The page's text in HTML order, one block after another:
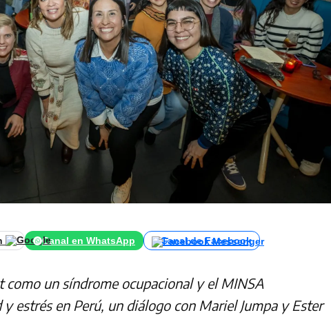
Canal en WhatsApp Canal de Facebook
como un síndrome ocupacional y el MINSA
y estrés en Perú, un diálogo con Mariel Jumpa y Ester